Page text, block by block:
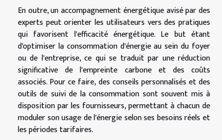
En outre, un accompagnement énergétique avisé par des
experts peut orienter les utilisateurs vers des pratiques
qui favorisent l'efficacité énergétique. Le but étant
d'optimiser la consommation d'énergie au sein du foyer
ou de l'entreprise, ce qui se traduit par une réduction
significative de l'empreinte carbone et des coûts
associés. Pour ce faire, des conseils personnalisés et des
outils de suivi de la consommation sont souvent mis à
disposition par les fournisseurs, permettant à chacun de
moduler son usage de l'énergie selon ses besoins réels et
les périodes tarifaires.